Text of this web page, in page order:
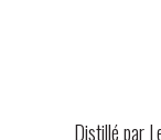
Distillé par